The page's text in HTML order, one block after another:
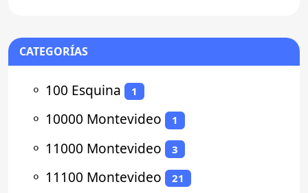
CATEGORÍAS
⚬ 100 Esquina 1
⚬ 10000 Montevideo 1
⚬ 11000 Montevideo 3
⚬ 11100 Montevideo 21